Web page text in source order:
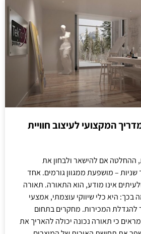
המקצועי לעיצוב חוויית
ההחלטה אם להישאר ולבחון את
– מושפעת ממגוון גורמים. אחד
אינו מודע, הוא התאורה. תאורה
בכך: היא כלי שיווקי עוצמתי, אמצעי
להגדלת המכירות. מחקרים בתחום
כי תאורה נכונה יכולה להאריך את